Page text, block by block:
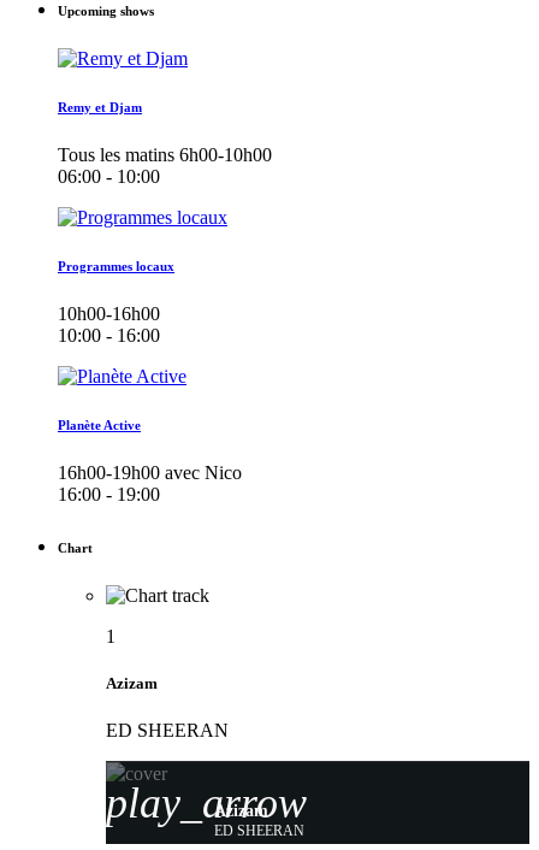
Upcoming shows
Remy et Djam
Tous les matins 6h00-10h00
06:00 - 10:00
Programmes locaux
10h00-16h00
10:00 - 16:00
Planète Active
16h00-19h00 avec Nico
16:00 - 19:00
Chart
1
Azizam
ED SHEERAN
play_arrow
Azizam
ED SHEERAN